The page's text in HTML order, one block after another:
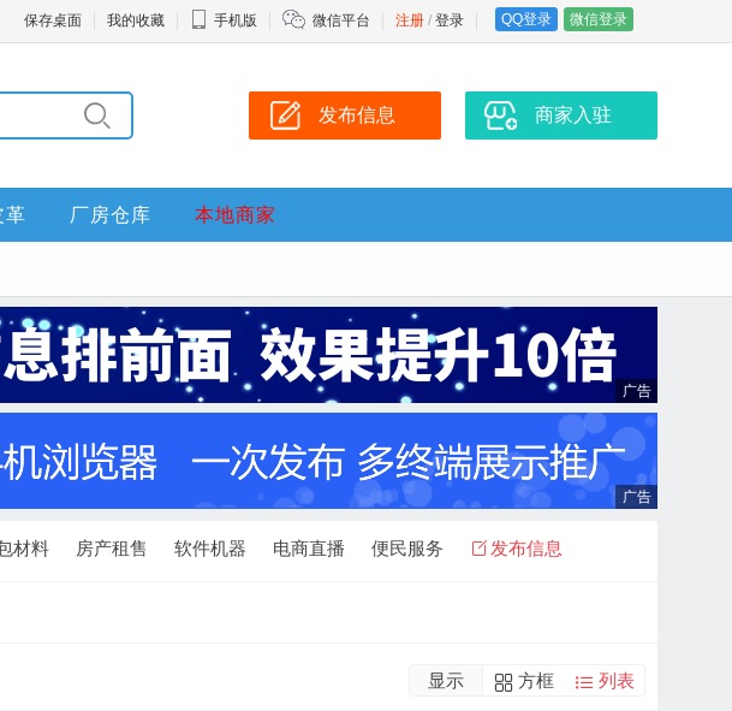
注册 / 登录 QQ登录 微信登录
保存桌面 我的收藏 手机版 微信平台
发布信息 商家入驻
革 厂房仓库 本地商家
材料 房产租售 软件机器 电商直播 便民服务 发布信息
显示 方框 列表